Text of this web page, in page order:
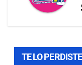
TE LO PERDISTE